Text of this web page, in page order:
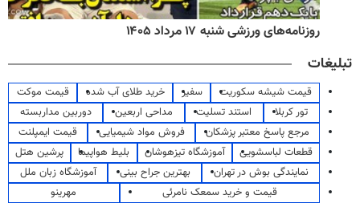
روزنامه‌های ورزشی شنبه ۱۷ مرداد ۱۴۰۵
تبلیغات
قیمت شیشه سکوریت سفیر خرید طلای آب شده
قیمت موکت
تور کربلا
استند تسلیت مداحی اربعین
دوربین مداربسته
مرجع پاسخ معتبر پزشکان
فروش مواد شیمیایی
قیمت ایمپلنت
قطعات لباسشویی
آموزشگاه تیزهوشان بلیط هواپیما
پرشین هتل
نمایندگی بوش در تهران
بهترین جراح بینی
آموزشگاه زبان ملل
قیمت و خرید سمعک نامرئی
مهرینو